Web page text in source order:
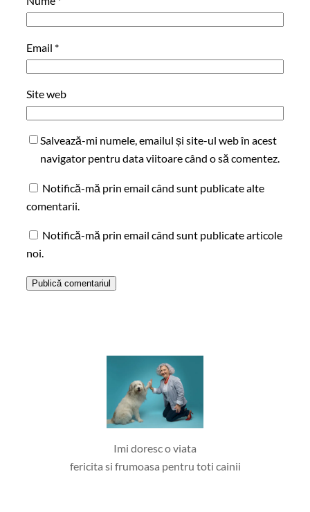
Email *
Site web
Salvează-mi numele, emailul și site-ul web în acest
navigator pentru data viitoare când o să comentez.
Notifică-mă prin email când sunt publicate alte
comentarii.
Notifică-mă prin email când sunt publicate articole
noi.
Imi doresc o viata
fericita si frumoasa pentru toti cainii